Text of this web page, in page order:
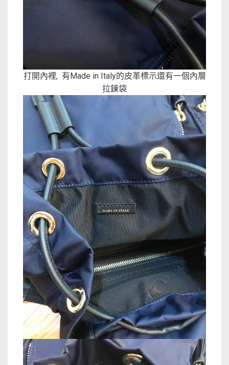
打開內裡, 有Made in Italy的皮革標示還有一個內層
拉鍊袋